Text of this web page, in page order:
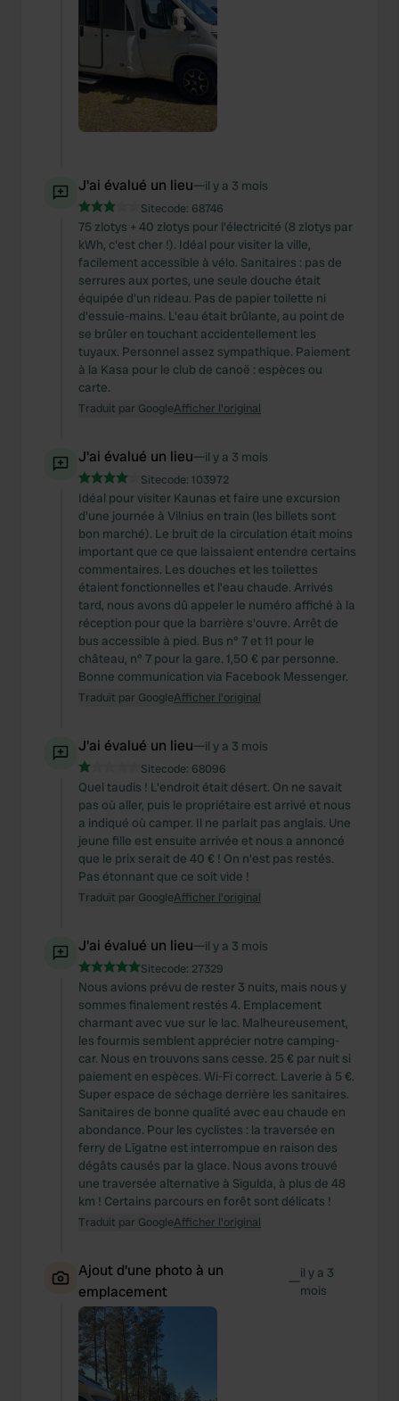
We also share information about your use of our site with
our social media, advertising and analytics partners who
may combine it with other information that you’ve
provided to them or that they’ve collected from your use
of their services.
J'ai évalué un lieu—il y a 3 mois
Sitecode: 68746
75 zlotys + 40 zlotys pour l'électricité (8 zlotys par
kWh, c'est cher !). Idéal pour visiter la ville,
facilement accessible à vélo. Sanitaires : pas de
serrures aux portes, une seule douche était
équipée d'un rideau. Pas de papier toilette ni
d'essuie-mains. L'eau était brûlante, au point de
se brûler en touchant accidentellement les
tuyaux. Personnel assez sympathique. Paiement
à la Kasa pour le club de canoë : espèces ou
carte.
Traduit par GoogleAfficher l'original
J'ai évalué un lieu—il y a 3 mois
Sitecode: 103972
Idéal pour visiter Kaunas et faire une excursion
d'une journée à Vilnius en train (les billets sont
bon marché). Le bruit de la circulation était moins
important que ce que laissaient entendre certains
commentaires. Les douches et les toilettes
étaient fonctionnelles et l'eau chaude. Arrivés
tard, nous avons dû appeler le numéro affiché à la
réception pour que la barrière s'ouvre. Arrêt de
bus accessible à pied. Bus n° 7 et 11 pour le
château, n° 7 pour la gare. 1,50 € par personne.
Bonne communication via Facebook Messenger.
Traduit par GoogleAfficher l'original
J'ai évalué un lieu—il y a 3 mois
Sitecode: 68096
Quel taudis ! L'endroit était désert. On ne savait
pas où aller, puis le propriétaire est arrivé et nous
a indiqué où camper. Il ne parlait pas anglais. Une
jeune fille est ensuite arrivée et nous a annoncé
que le prix serait de 40 € ! On n'est pas restés.
Pas étonnant que ce soit vide !
Traduit par GoogleAfficher l'original
J'ai évalué un lieu—il y a 3 mois
Sitecode: 27329
Nous avions prévu de rester 3 nuits, mais nous y
sommes finalement restés 4. Emplacement
charmant avec vue sur le lac. Malheureusement,
les fourmis semblent apprécier notre camping-
car. Nous en trouvons sans cesse. 25 € par nuit si
paiement en espèces. Wi-Fi correct. Laverie à 5 €.
Super espace de séchage derrière les sanitaires.
Sanitaires de bonne qualité avec eau chaude en
abondance. Pour les cyclistes : la traversée en
ferry de Līgatne est interrompue en raison des
dégâts causés par la glace. Nous avons trouvé
une traversée alternative à Sigulda, à plus de 48
km ! Certains parcours en forêt sont délicats !
Traduit par GoogleAfficher l'original
Ajout d'une photo à un
emplacement
—il y a 3
mois